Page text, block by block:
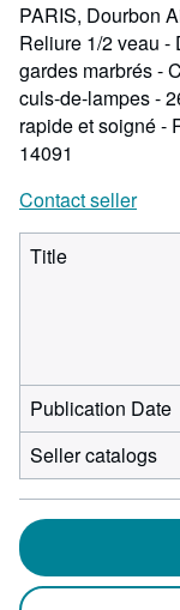
PARIS, Dourbon
Reliure 1/2 veau -
gardes marbrés -
culs-de-lampes -
rapide et soigné -
14091
Contact seller
Title
Publication Date
Seller catalogs